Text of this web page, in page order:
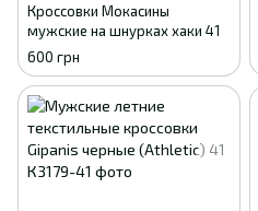
Кроссовки Мокасины
мужские на шнурках хаки 41
600 грн